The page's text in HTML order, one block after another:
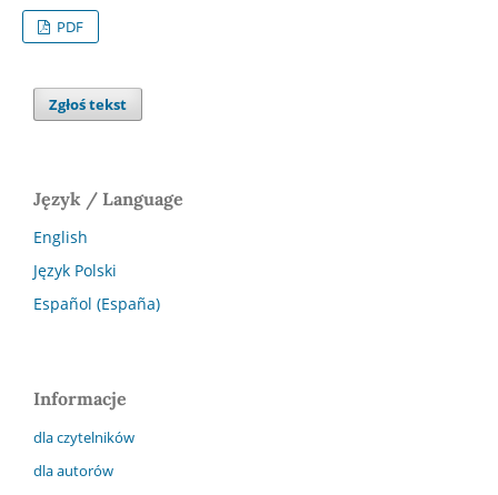
PDF
Zgłoś tekst
Język / Language
English
Język Polski
Español (España)
Informacje
dla czytelników
dla autorów